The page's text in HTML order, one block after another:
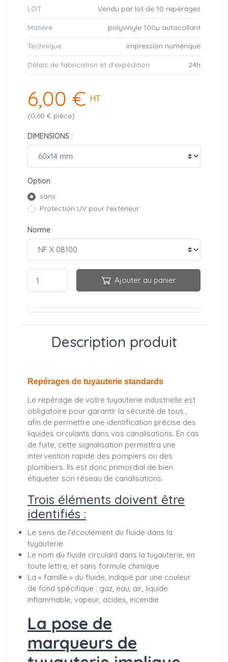
LOT Vendu par lot de 10 repérages
Matière polyvinyle 100µ autocollant
Technique impression numérique
Délais de fabrication et d’expédition 24h
6,00 € HT
(0,60 € pièce)
DIMENSIONS :
Option
sans
Protection UV pour l'extérieur
Norme
Ajouter au panier
Description produit
Repérages de tuyauterie standards
Le repérage de votre tuyauterie industrielle est
obligatoire pour garantir la sécurité de tous ,
afin de permettre une identification précise des
liquides circulants dans vos canalisations. En cas
de fuite, cette signalisation permettra une
intervention rapide des pompiers ou des
plombiers. Ils est donc primordial de bien
étiqueter son réseau de canalisations.
Trois éléments doivent être
identifiés :
Le sens de l’écoulement du fluide dans la
tuyauterie
Le nom du fluide circulant dans la tuyauterie, en
toute lettre, et sans formule chimique
La « famille » du fluide, indiqué par une couleur
de fond spécifique : gaz, eau, air, liquide
inflammable, vapeur, acides, incendie
La pose de
marqueurs de